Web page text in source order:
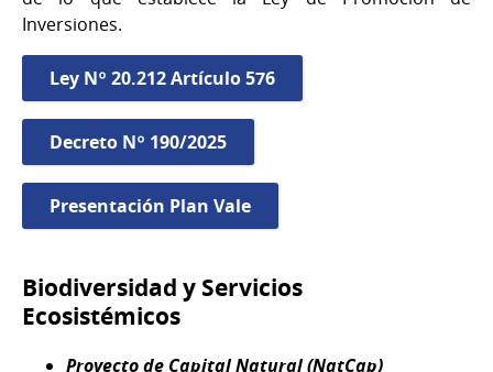
Inversiones.
Ley Nº 20.212 Artículo 576
Decreto Nº 190/2025
Presentación Plan Vale
Biodiversidad y Servicios
Ecosistémicos
Proyecto de Capital Natural (NatCap)